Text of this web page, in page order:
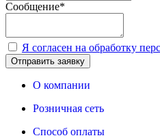
Сообщение*
Я согласен на обработку
Отправить заявку
О компании
Розничная сеть
Способ оплаты